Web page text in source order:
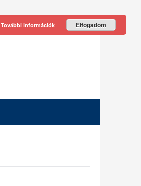
További információk Elfogadom